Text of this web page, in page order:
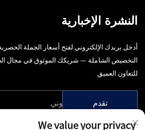
النشرة الإخبارية
أدخل بريدك الإلكتروني لفتح أسعار الجملة
التخصيص الشاملة — شريكك الموثوق في مجال
للتعاون العميق
تقدم
We value your privacy